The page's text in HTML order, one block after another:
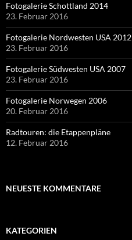
Fotogalerie Schottland 2014
23. Februar 2016
Fotogalerie Nordwesten USA 2012
23. Februar 2016
Fotogalerie Südwesten USA 2007
23. Februar 2016
Fotogalerie Norwegen 2006
20. Februar 2016
Radtouren: die Etappenpläne
12. Februar 2016
NEUESTE KOMMENTARE
KATEGORIEN